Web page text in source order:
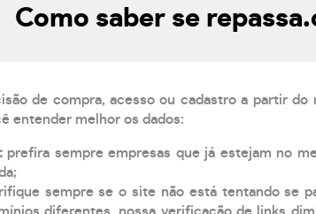
Como saber se
de compra, acesso ou cadastro a partir
entender melhor os dados:
prefira sempre empresas que já estejam no
sempre se o site não está tentando se